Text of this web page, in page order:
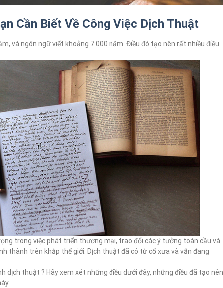
Cần Biết Về Công Việc Dịch Thuật
và ngôn ngữ viết khoảng 7.000 năm. Điều đó tạo nên rất nhiều điều
trong việc phát triển thương mại, trao đổi các ý tưởng toàn cầu và
thành trên khắp thế giới. Dịch thuật đã có từ cổ xưa và vẫn đang
dịch thuật ? Hãy xem xét những điều dưới đây, những điều đã tạo nên